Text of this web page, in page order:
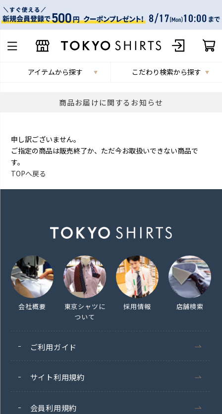
アイテムから探す こだわり検索から探す
商品お届けに関するお知らせ
申し訳ございません。
ご指定の商品は販売終了か、ただ今お取扱いできない商品で
す。
TOPへ戻る
会社概要
東京シャツに
ついて
採用情報 店舗検索
ご利用ガイド
サイト利用規約
会員利用規約